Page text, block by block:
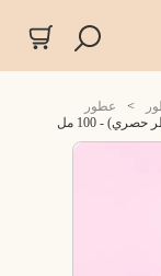
>
عطور
- 100 مل